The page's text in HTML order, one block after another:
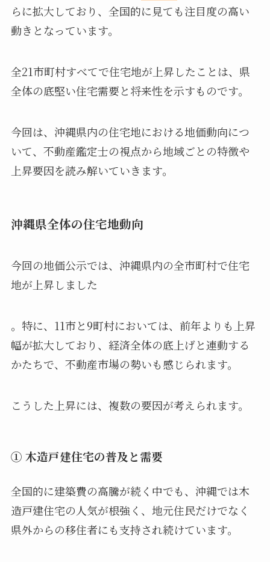
らに拡大しており、全国的に見ても注目度の高い
動きとなっています。
全21市町村すべてで住宅地が上昇したことは、県
全体の底堅い住宅需要と将来性を示すものです。
今回は、沖縄県内の住宅地における地価動向につ
いて、不動産鑑定士の視点から地域ごとの特徴や
上昇要因を読み解いていきます。
沖縄県全体の住宅地動向
今回の地価公示では、沖縄県内の全市町村で住宅
地が上昇しました
。特に、11市と9町村においては、前年よりも上昇
幅が拡大しており、経済全体の底上げと連動する
かたちで、不動産市場の勢いも感じられます。
こうした上昇には、複数の要因が考えられます。
① 木造戸建住宅の普及と需要
全国的に建築費の高騰が続く中でも、沖縄では木
造戸建住宅の人気が根強く、地元住民だけでなく
県外からの移住者にも支持され続けています。